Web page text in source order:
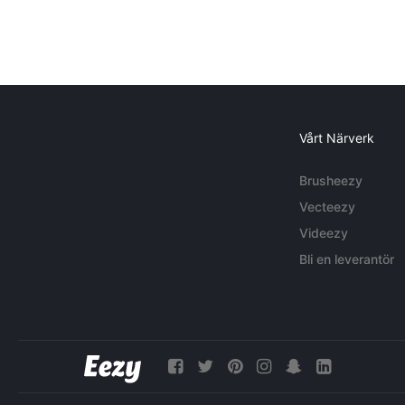
Vårt Närverk
Brusheezy
Vecteezy
Videezy
Bli en leverantör